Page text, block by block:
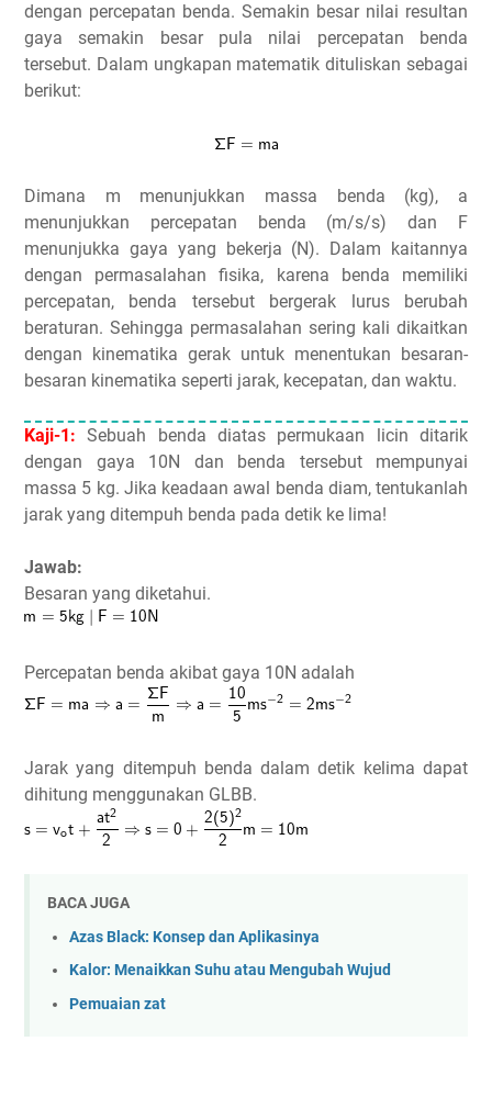
dengan percepatan benda. Semakin besar nilai resultan
gaya semakin besar pula nilai percepatan benda
tersebut. Dalam ungkapan matematik dituliskan sebagai
berikut:
Dimana m menunjukkan massa benda (kg), a
menunjukkan percepatan benda (m/s/s) dan F
menunjukka gaya yang bekerja (N). Dalam kaitannya
dengan permasalahan fisika, karena benda memiliki
percepatan, benda tersebut bergerak lurus berubah
beraturan. Sehingga permasalahan sering kali dikaitkan
dengan kinematika gerak untuk menentukan besaran-
besaran kinematika seperti jarak, kecepatan, dan waktu.
Kaji-1: Sebuah benda diatas permukaan licin ditarik
dengan gaya 10N dan benda tersebut mempunyai
massa 5 kg. Jika keadaan awal benda diam, tentukanlah
jarak yang ditempuh benda pada detik ke lima!
Jawab:
Besaran yang diketahui.
Percepatan benda akibat gaya 10N adalah
Jarak yang ditempuh benda dalam detik kelima dapat
dihitung menggunakan GLBB.
BACA JUGA
Azas Black: Konsep dan Aplikasinya
Kalor: Menaikkan Suhu atau Mengubah Wujud
Pemuaian zat